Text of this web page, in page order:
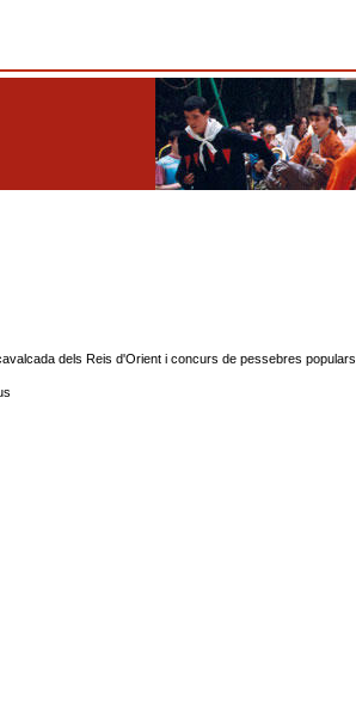
dels Reis d'Orient i concurs de pessebres populars.